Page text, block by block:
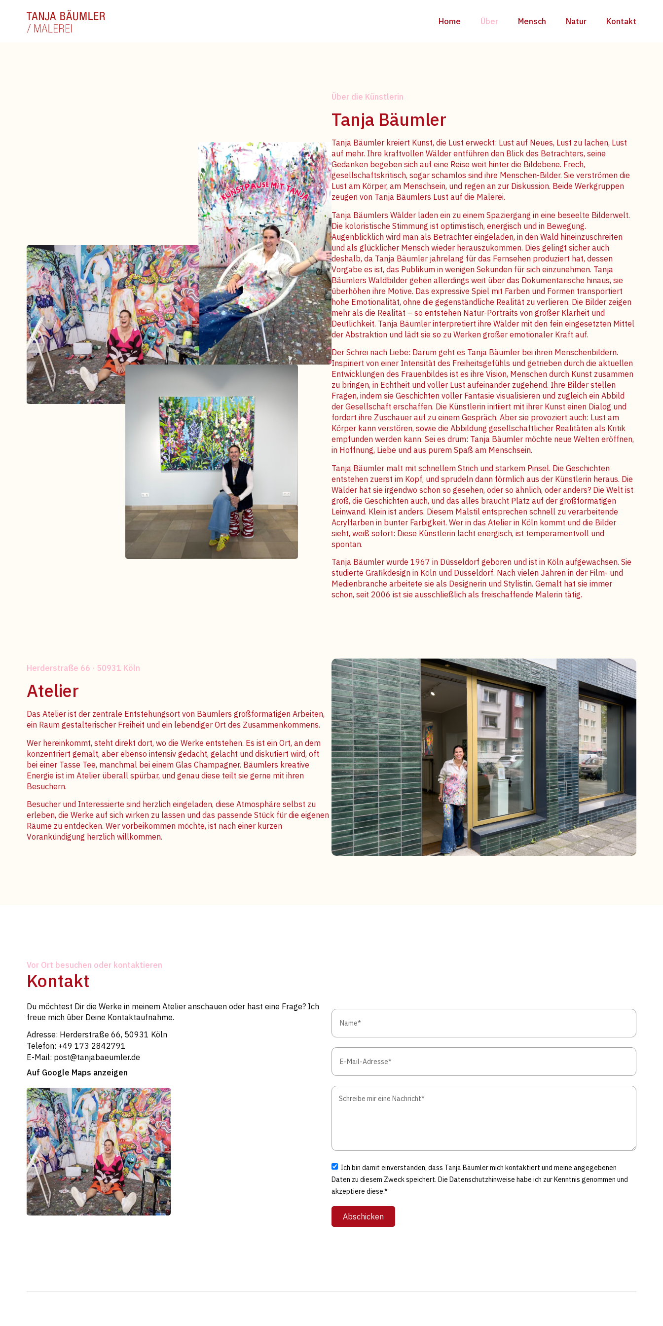
Home Über Mensch Natur Kontakt
Über die Künstlerin
Tanja Bäumler
Tanja Bäumler kreiert Kunst, die Lust erweckt: Lust auf Neues, Lust zu lachen, Lust
auf mehr. Ihre kraftvollen Wälder entführen den Blick des Betrachters, seine
Gedanken begeben sich auf eine Reise weit hinter die Bildebene. Frech,
gesellschaftskritisch, sogar schamlos sind ihre Menschen-Bilder. Sie verströmen die
Lust am Körper, am Menschsein, und regen an zur Diskussion. Beide Werkgruppen
zeugen von Tanja Bäumlers Lust auf die Malerei.
Tanja Bäumlers Wälder laden ein zu einem Spaziergang in eine beseelte Bilderwelt.
Die koloristische Stimmung ist optimistisch, energisch und in Bewegung.
Augenblicklich wird man als Betrachter eingeladen, in den Wald hineinzuschreiten
und als glücklicher Mensch wieder herauszukommen. Dies gelingt sicher auch
deshalb, da Tanja Bäumler jahrelang für das Fernsehen produziert hat, dessen
Vorgabe es ist, das Publikum in wenigen Sekunden für sich einzunehmen. Tanja
Bäumlers Waldbilder gehen allerdings weit über das Dokumentarische hinaus, sie
überhöhen ihre Motive. Das expressive Spiel mit Farben und Formen transportiert
hohe Emotionalität, ohne die gegenständliche Realität zu verlieren. Die Bilder zeigen
mehr als die Realität – so entstehen Natur-Portraits von großer Klarheit und
Deutlichkeit. Tanja Bäumler interpretiert ihre Wälder mit den fein eingesetzten Mittel
der Abstraktion und lädt sie so zu Werken großer emotionaler Kraft auf.
Der Schrei nach Liebe: Darum geht es Tanja Bäumler bei ihren Menschenbildern.
Inspiriert von einer Intensität des Freiheitsgefühls und getrieben durch die aktuellen
Entwicklungen des Frauenbildes ist es ihre Vision, Menschen durch Kunst zusammen
zu bringen, in Echtheit und voller Lust aufeinander zugehend. Ihre Bilder stellen
Fragen, indem sie Geschichten voller Fantasie visualisieren und zugleich ein Abbild
der Gesellschaft erschaffen. Die Künstlerin initiiert mit ihrer Kunst einen Dialog und
fordert ihre Zuschauer auf zu einem Gespräch. Aber sie provoziert auch: Lust am
Körper kann verstören, sowie die Abbildung gesellschaftlicher Realitäten als Kritik
empfunden werden kann. Sei es drum: Tanja Bäumler möchte neue Welten eröffnen,
in Hoffnung, Liebe und aus purem Spaß am Menschsein.
Tanja Bäumler malt mit schnellem Strich und starkem Pinsel. Die Geschichten
entstehen zuerst im Kopf, und sprudeln dann förmlich aus der Künstlerin heraus. Die
Wälder hat sie irgendwo schon so gesehen, oder so ähnlich, oder anders? Die Welt ist
groß, die Geschichten auch, und das alles braucht Platz auf der großformatigen
Leinwand. Klein ist anders. Diesem Malstil entsprechen schnell zu verarbeitende
Acrylfarben in bunter Farbigkeit. Wer in das Atelier in Köln kommt und die Bilder
sieht, weiß sofort: Diese Künstlerin lacht energisch, ist temperamentvoll und
spontan.
Tanja Bäumler wurde 1967 in Düsseldorf geboren und ist in Köln aufgewachsen. Sie
studierte Grafikdesign in Köln und Düsseldorf. Nach vielen Jahren in der Film- und
Medienbranche arbeitete sie als Designerin und Stylistin. Gemalt hat sie immer
schon, seit 2006 ist sie ausschließlich als freischaffende Malerin tätig.
Herderstraße 66 · 50931 Köln
Atelier
Das Atelier ist der zentrale Entstehungsort von Bäumlers großformatigen Arbeiten,
ein Raum gestalterischer Freiheit und ein lebendiger Ort des Zusammenkommens.
Wer hereinkommt, steht direkt dort, wo die Werke entstehen. Es ist ein Ort, an dem
konzentriert gemalt, aber ebenso intensiv gedacht, gelacht und diskutiert wird, oft
bei einer Tasse Tee, manchmal bei einem Glas Champagner. Bäumlers kreative
Energie ist im Atelier überall spürbar, und genau diese teilt sie gerne mit ihren
Besuchern.
Besucher und Interessierte sind herzlich eingeladen, diese Atmosphäre selbst zu
erleben, die Werke auf sich wirken zu lassen und das passende Stück für die eigenen
Räume zu entdecken. Wer vorbeikommen möchte, ist nach einer kurzen
Vorankündigung herzlich willkommen.
Vor Ort besuchen oder kontaktieren
Kontakt
Du möchtest Dir die Werke in meinem Atelier anschauen oder hast eine Frage? Ich
freue mich über Deine Kontaktaufnahme.
Adresse: Herderstraße 66, 50931 Köln
Telefon: +49 173 2842791
E-Mail: post@tanjabaeumler.de
Auf Google Maps anzeigen
Ich bin damit einverstanden, dass Tanja Bäumler mich kontaktiert und meine angegebenen
Daten zu diesem Zweck speichert. Die Datenschutzhinweise habe ich zur Kenntnis genommen und
akzeptiere diese.*
Abschicken